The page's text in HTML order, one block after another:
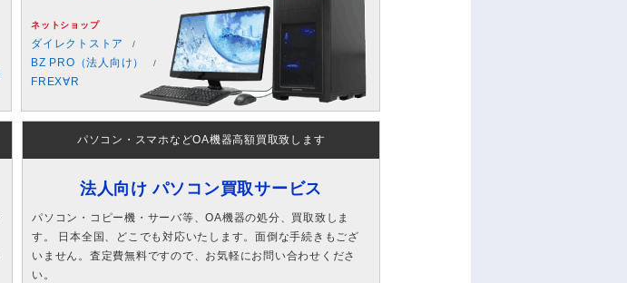
ネットショップ
ダイレクトストア
BZ PRO（法人向け）
FREX∀R
パソコン・スマホなどOA機器高額買取致します
法人向け パソコン買取サービス
パソコン・コピー機・サーバ等、OA機器の処分、買取致しま
す。 日本全国、どこでも対応いたします。面倒な手続きもござ
いません。査定費無料ですので、お気軽にお問い合わせくださ
い。